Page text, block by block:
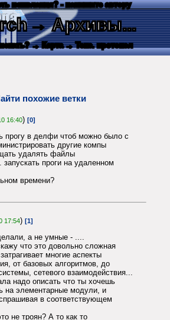
пожелания? - напишите автору
→ Архивы...
→ Карта → Текс. протокол
похожие ветки
16:40) [0]
прогу в делфи чтоб можно было с
другие компы
удалять файлы
запускать проги на удаленном
времени?
17:54) [1]
а не умные - ....
что это довольно сложная
многие аспекты
от базовых алгоритмов, до
сетевого взаимодействия...
надо описать что ты хочешь
на элементарные модули, и
в соответствующем
не троян? А то как то